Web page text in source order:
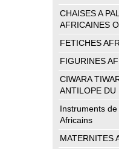
CHAISES A
AFRICAINES
FETICHES
FIGURINES
CIWARA
ANTILOPE DU
Instruments
Africains
MATERNITES